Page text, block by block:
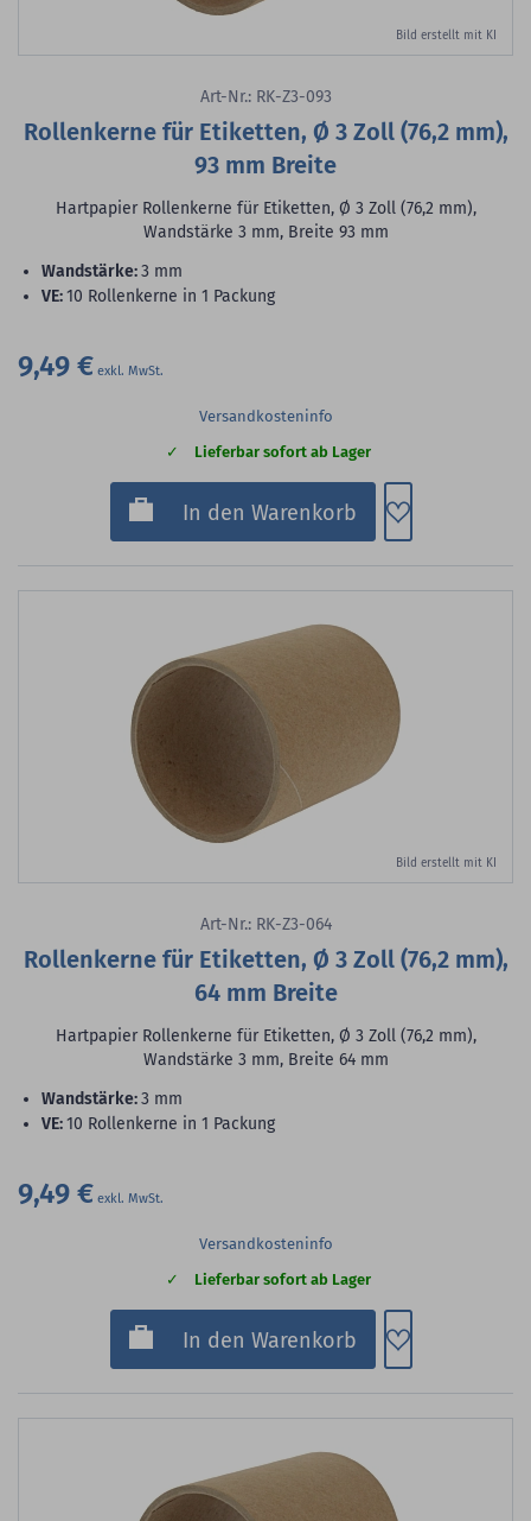
Bild erstellt mit KI
Art-Nr.: RK-Z3-093
Rollenkerne für Etiketten, Ø 3 Zoll (76,2 mm),
93 mm Breite
Hartpapier Rollenkerne für Etiketten, Ø 3 Zoll (76,2 mm),
Wandstärke 3 mm, Breite 93 mm
Wandstärke:3 mm
VE:10 Rollenkerne in 1 Packung
9,49 €
Versandkosteninfo
Lieferbar sofort ab Lager
In den Warenkorb Zum
Bild erstellt mit KI
Art-Nr.: RK-Z3-064
Rollenkerne für Etiketten, Ø 3 Zoll (76,2 mm),
64 mm Breite
Hartpapier Rollenkerne für Etiketten, Ø 3 Zoll (76,2 mm),
Wandstärke 3 mm, Breite 64 mm
Wandstärke:3 mm
VE:10 Rollenkerne in 1 Packung
9,49 €
Versandkosteninfo
Lieferbar sofort ab Lager
In den Warenkorb Zum